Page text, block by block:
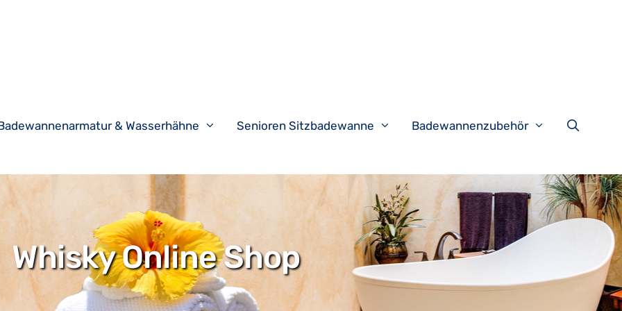
& Wasserhähne Senioren Sitzbadewanne Badewannenzubehör
Whisky Online Shop